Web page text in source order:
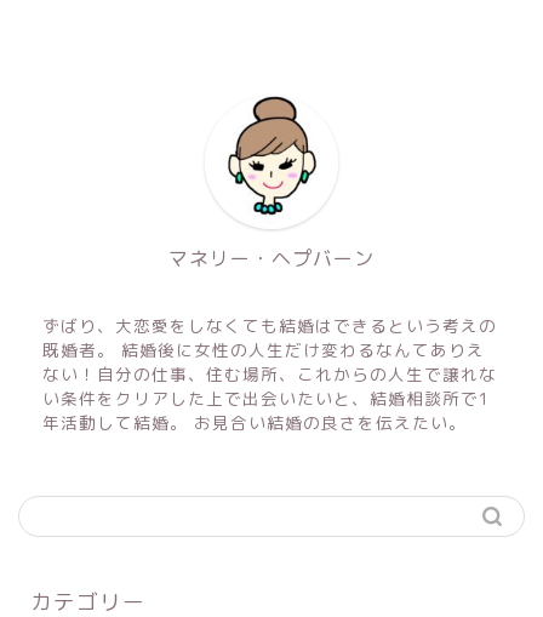
マネリー・ヘプバーン
ずばり、大恋愛をしなくても結婚はできるという考えの
既婚者。 結婚後に女性の人生だけ変わるなんてありえ
ない！自分の仕事、住む場所、これからの人生で譲れな
い条件をクリアした上で出会いたいと、結婚相談所で1
年活動して結婚。 お見合い結婚の良さを伝えたい。
カテゴリー